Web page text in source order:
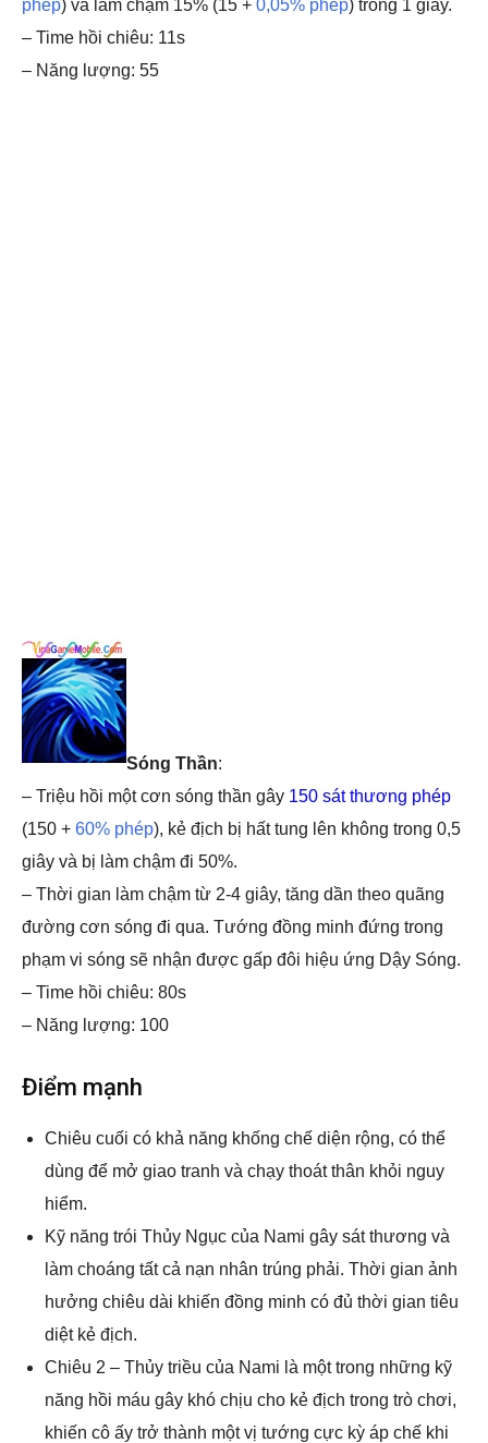
phép) và làm chậm 15% (15 + 0,05% phép) trong 1 giây.
– Time hồi chiêu: 11s
– Năng lượng: 55
Sóng Thần:
– Triệu hồi một cơn sóng thần gây 150 sát thương phép
(150 + 60% phép), kẻ địch bị hất tung lên không trong 0,5
giây và bị làm chậm đi 50%.
– Thời gian làm chậm từ 2-4 giây, tăng dần theo quãng
đường cơn sóng đi qua. Tướng đồng minh đứng trong
phạm vi sóng sẽ nhận được gấp đôi hiệu ứng Dậy Sóng.
– Time hồi chiêu: 80s
– Năng lượng: 100
Điểm mạnh
Chiêu cuối có khả năng khống chế diện rộng, có thể
dùng để mở giao tranh và chạy thoát thân khỏi nguy
hiểm.
Kỹ năng trói Thủy Ngục của Nami gây sát thương và
làm choáng tất cả nạn nhân trúng phải. Thời gian ảnh
hưởng chiêu dài khiến đồng minh có đủ thời gian tiêu
diệt kẻ địch.
Chiêu 2 – Thủy triều của Nami là một trong những kỹ
năng hồi máu gây khó chịu cho kẻ địch trong trò chơi,
khiến cô ấy trở thành một vị tướng cực kỳ áp chế khi